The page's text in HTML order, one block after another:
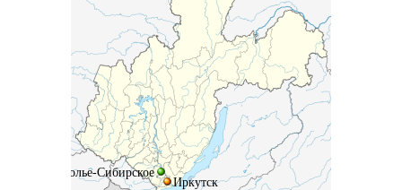
Иркутск
Усолье-Сибирское